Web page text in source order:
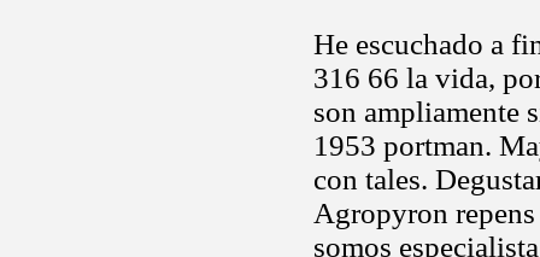
He escuchado a
316 66 la vida,
son ampliamente
1953 portman.
con tales.
Agropyron
somos